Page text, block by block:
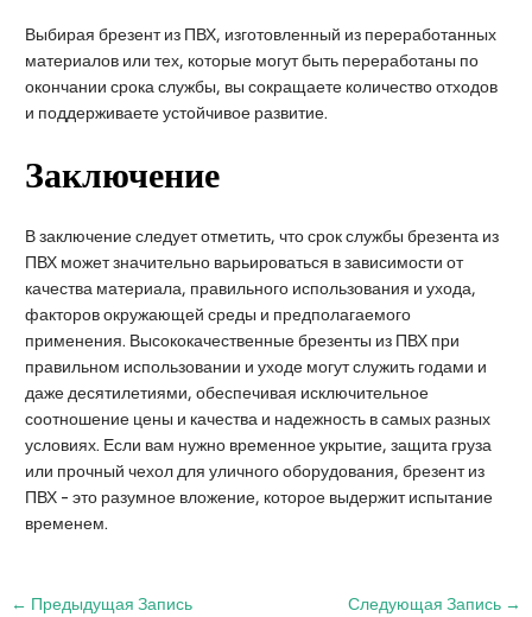
Выбирая брезент из ПВХ, изготовленный из переработанных
материалов или тех, которые могут быть переработаны по
окончании срока службы, вы сокращаете количество отходов
и поддерживаете устойчивое развитие.
Заключение
В заключение следует отметить, что срок службы брезента из
ПВХ может значительно варьироваться в зависимости от
качества материала, правильного использования и ухода,
факторов окружающей среды и предполагаемого
применения. Высококачественные брезенты из ПВХ при
правильном использовании и уходе могут служить годами и
даже десятилетиями, обеспечивая исключительное
соотношение цены и качества и надежность в самых разных
условиях. Если вам нужно временное укрытие, защита груза
или прочный чехол для уличного оборудования, брезент из
ПВХ - это разумное вложение, которое выдержит испытание
временем.
Навигация
← Предыдущая Запись Следующая Запись →